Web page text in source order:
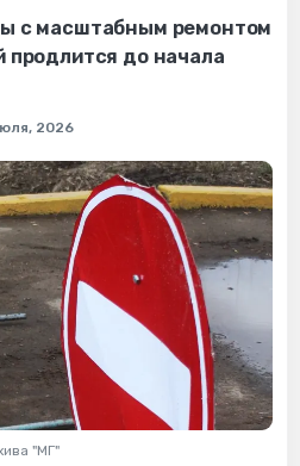
с масштабным ремонтом
продлится до начала
2026
"МГ"